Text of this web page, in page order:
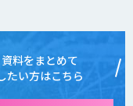
料をまとめて
たい方はこちら